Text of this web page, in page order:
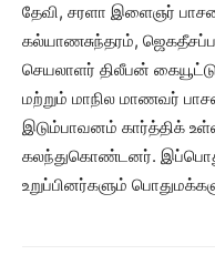
தேவி, சரளா இளைஞர்
கல்யாணசுந்தரம்,
செயலாளர் திலீபன்
மற்றும் மாநில மாணவர்
இடும்பாவனம் கார்த்திக்
கலந்துகொண்டனர்.
உறுப்பினர்களும்